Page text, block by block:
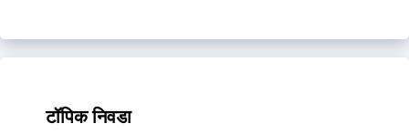
टॉपिक निवडा